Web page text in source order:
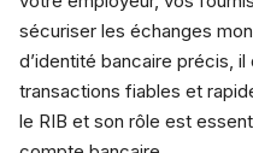
sécuriser les échanges
d’identité bancaire précis,
transactions fiables et
le RIB et son rôle est